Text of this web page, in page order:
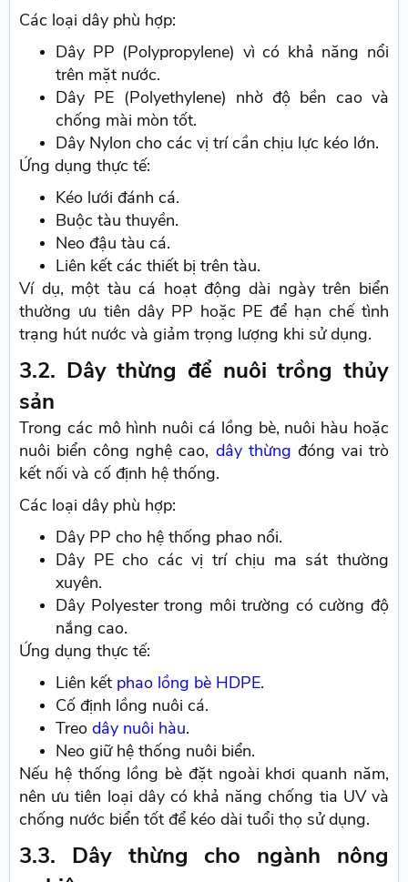
Các loại dây phù hợp:
Dây PP (Polypropylene) vì có khả năng nổi
trên mặt nước.
Dây PE (Polyethylene) nhờ độ bền cao và
chống mài mòn tốt.
Dây Nylon cho các vị trí cần chịu lực kéo lớn.
Ứng dụng thực tế:
Kéo lưới đánh cá.
Buộc tàu thuyền.
Neo đậu tàu cá.
Liên kết các thiết bị trên tàu.
Ví dụ, một tàu cá hoạt động dài ngày trên biển
thường ưu tiên dây PP hoặc PE để hạn chế tình
trạng hút nước và giảm trọng lượng khi sử dụng.
3.2. Dây thừng để nuôi trồng thủy
sản
Trong các mô hình nuôi cá lồng bè, nuôi hàu hoặc
nuôi biển công nghệ cao, dây thừng đóng vai trò
kết nối và cố định hệ thống.
Các loại dây phù hợp:
Dây PP cho hệ thống phao nổi.
Dây PE cho các vị trí chịu ma sát thường
xuyên.
Dây Polyester trong môi trường có cường độ
nắng cao.
Ứng dụng thực tế:
Liên kết phao lồng bè HDPE.
Cố định lồng nuôi cá.
Treodây nuôi hàu.
Neo giữ hệ thống nuôi biển.
Nếu hệ thống lồng bè đặt ngoài khơi quanh năm,
nên ưu tiên loại dây có khả năng chống tia UV và
chống nước biển tốt để kéo dài tuổi thọ sử dụng.
3.3. Dây thừng cho ngành nông